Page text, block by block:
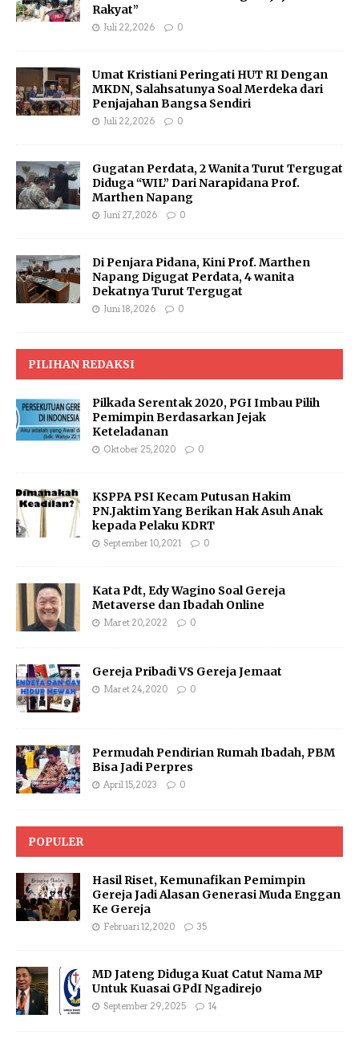
Rakyat”
Juli 22, 2026 0
Umat Kristiani Peringati HUT RI Dengan
MKDN, Salahsatunya Soal Merdeka dari
Penjajahan Bangsa Sendiri
Juli 22, 2026 0
Gugatan Perdata, 2 Wanita Turut Tergugat
Diduga “WIL” Dari Narapidana Prof.
Marthen Napang
Juni 27, 2026 0
Di Penjara Pidana, Kini Prof. Marthen
Napang Digugat Perdata, 4 wanita
Dekatnya Turut Tergugat
Juni 18, 2026 0
PILIHAN REDAKSI
Pilkada Serentak 2020, PGI Imbau Pilih
Pemimpin Berdasarkan Jejak
Keteladanan
Oktober 25, 2020 0
KSPPA PSI Kecam Putusan Hakim
PN.Jaktim Yang Berikan Hak Asuh Anak
kepada Pelaku KDRT
September 10, 2021 0
Kata Pdt, Edy Wagino Soal Gereja
Metaverse dan Ibadah Online
Maret 20, 2022 0
Gereja Pribadi VS Gereja Jemaat
Maret 24, 2020 0
Permudah Pendirian Rumah Ibadah, PBM
Bisa Jadi Perpres
April 15, 2023 0
POPULER
Hasil Riset, Kemunafikan Pemimpin
Gereja Jadi Alasan Generasi Muda Enggan
Ke Gereja
Februari 12, 2020 35
MD Jateng Diduga Kuat Catut Nama MP
Untuk Kuasai GPdI Ngadirejo
September 29, 2025 14